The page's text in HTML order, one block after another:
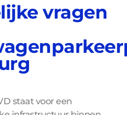
vragen
staat voor een